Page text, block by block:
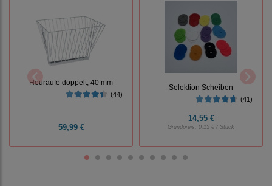
Heuraufe doppelt, 40 mm
(44)
59,99 €
Selektion Scheiben
(41)
14,55 €
Grundpreis: 0,15 € / Stück